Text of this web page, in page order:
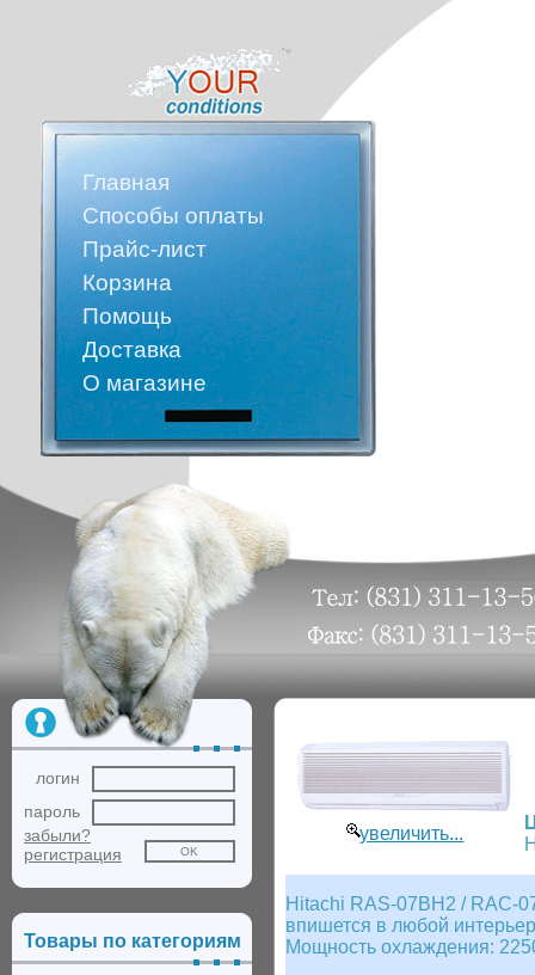
Главная
Способы оплаты
Прайс-лист
Корзина
Помощь
Доставка
О магазине
логин
пароль
забыли?
регистрация
Товары по категориям
увеличить...
Hitachi RAS-07BH2 / RAC-
впишется в любой
Мощность охлаждения: